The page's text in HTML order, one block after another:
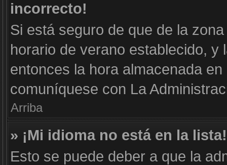
incorrecto!
Si está seguro de que de la
horario de verano establecido,
entonces la hora almacenada
comuníquese con La
Arriba
» ¡Mi idioma no está en la lista!
Esto se puede deber a que la